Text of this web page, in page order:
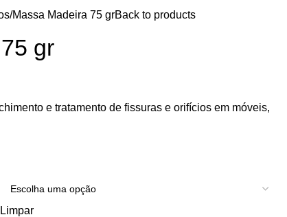
Massa Madeira 75 grBack to products
gr
e tratamento de fissuras e orifícios em móveis,
Limpar